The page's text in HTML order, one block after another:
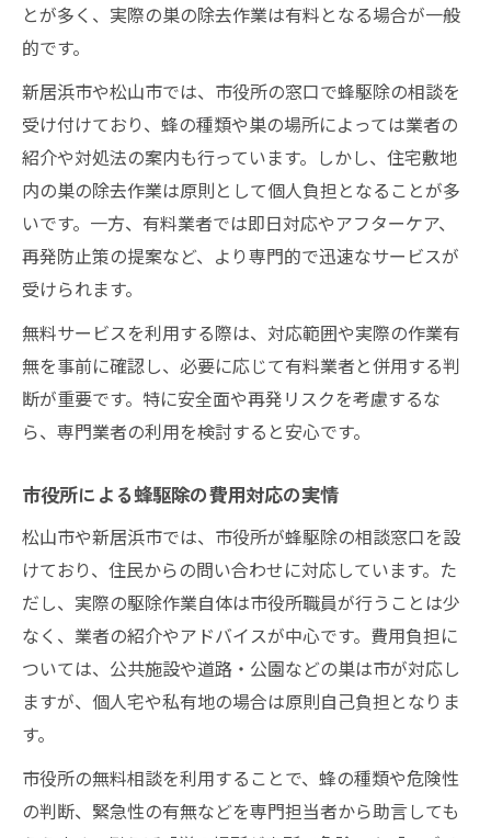
とが多く、実際の巣の除去作業は有料となる場合が一般
的です。
新居浜市や松山市では、市役所の窓口で蜂駆除の相談を
受け付けており、蜂の種類や巣の場所によっては業者の
紹介や対処法の案内も行っています。しかし、住宅敷地
内の巣の除去作業は原則として個人負担となることが多
いです。一方、有料業者では即日対応やアフターケア、
再発防止策の提案など、より専門的で迅速なサービスが
受けられます。
無料サービスを利用する際は、対応範囲や実際の作業有
無を事前に確認し、必要に応じて有料業者と併用する判
断が重要です。特に安全面や再発リスクを考慮するな
ら、専門業者の利用を検討すると安心です。
市役所による蜂駆除の費用対応の実情
松山市や新居浜市では、市役所が蜂駆除の相談窓口を設
けており、住民からの問い合わせに対応しています。た
だし、実際の駆除作業自体は市役所職員が行うことは少
なく、業者の紹介やアドバイスが中心です。費用負担に
ついては、公共施設や道路・公園などの巣は市が対応し
ますが、個人宅や私有地の場合は原則自己負担となりま
す。
市役所の無料相談を利用することで、蜂の種類や危険性
の判断、緊急性の有無などを専門担当者から助言しても